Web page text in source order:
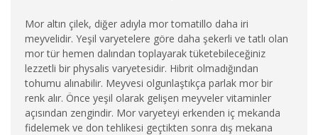
Mor altın çilek, diğer adıyla mor tomatillo daha iri
meyvelidir. Yeşil varyetelere göre daha şekerli ve tatlı olan
mor tür hemen dalından toplayarak tüketebileceğiniz
lezzetli bir physalis varyetesidir. Hibrit olmadığından
tohumu alınabilir. Meyvesi olgunlaştıkça parlak mor bir
renk alır. Önce yeşil olarak gelişen meyveler vitaminler
açısından zengindir. Mor varyeteyi erkenden iç mekanda
fidelemek ve don tehlikesi geçtikten sonra dış mekana